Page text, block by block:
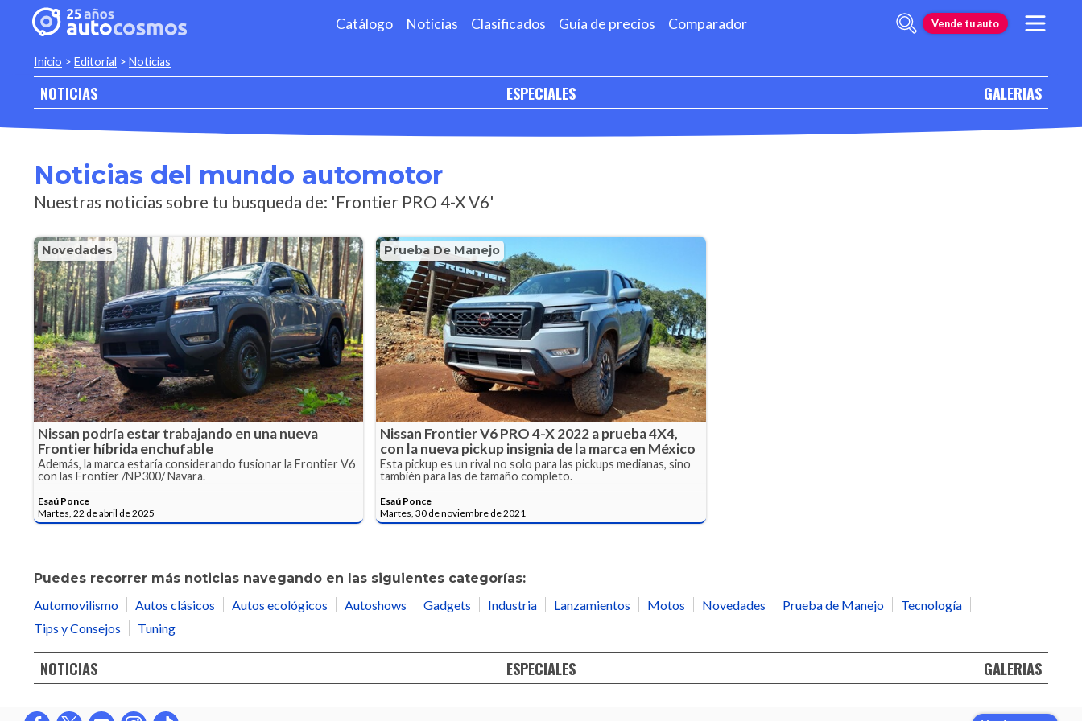
Catálogo Noticias Clasificados Guía de precios Comparador Vende tu auto
Inicio > Editorial > Noticias
NOTICIAS ESPECIALES GALERIAS
Noticias del mundo automotor
Nuestras noticias sobre tu busqueda de: 'Frontier PRO 4-X V6'
Novedades
Nissan podría estar trabajando en una nueva
Frontier híbrida enchufable
Además, la marca estaría considerando fusionar la Frontier V6
con las Frontier /NP300/ Navara.
Esaú Ponce
Martes, 22 de abril de 2025
Prueba De Manejo
Nissan Frontier V6 PRO 4-X 2022 a prueba 4X4,
con la nueva pickup insignia de la marca en México
Esta pickup es un rival no solo para las pickups medianas, sino
también para las de tamaño completo.
Esaú Ponce
Martes, 30 de noviembre de 2021
Puedes recorrer más noticias navegando en las siguientes categorías:
Automovilismo
Autos clásicos Autos ecológicos Autoshows Gadgets Industria Lanzamientos Motos Novedades Prueba de Manejo
Tecnología
Tips y Consejos
Tuning
NOTICIAS ESPECIALES GALERIAS